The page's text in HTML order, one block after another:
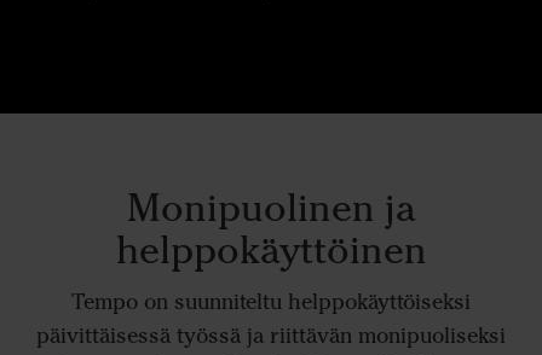
Monipuolinen ja
helppokäyttöinen
Tempo on suunniteltu helppokäyttöiseksi
päivittäisessä työssä ja riittävän monipuoliseksi